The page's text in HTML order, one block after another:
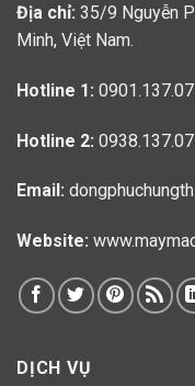
Địa chỉ: 35/9 Nguyễn
Minh, Việt Nam.
Hotline 1:
Hotline 2:
Email:
Website:
DỊCH VỤ